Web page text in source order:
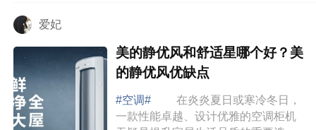
爱妃
美的静优风和舒适星哪个好？美
的静优风优缺点
#空调#
在炎炎夏日或寒冷冬日，
一款性能卓越、设计优雅的空调柜机